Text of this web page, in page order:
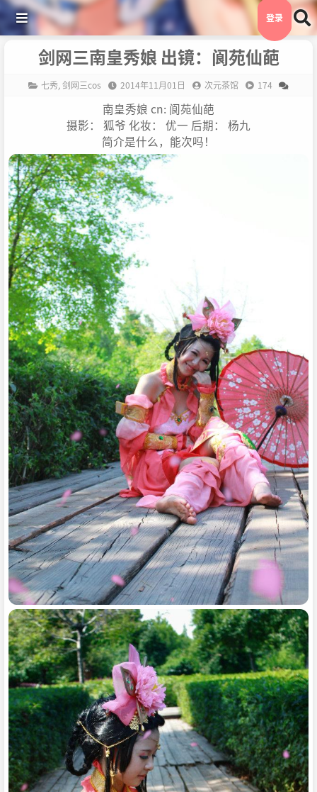
登录
剑网三南皇秀娘 出镜：阆苑仙葩
七秀,剑网三cos 2014年11月01日 次元茶馆 174
南皇秀娘 cn: 阆苑仙葩
摄影： 狐爷 化妆： 优一 后期： 杨九
简介是什么，能次吗！